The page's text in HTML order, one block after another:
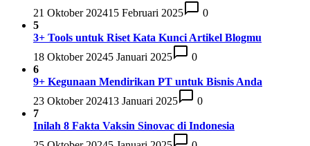
21 Oktober 202415 Februari 2025
0
5
3+ Tools untuk Riset Kata Kunci Artikel Blogmu
18 Oktober 20245 Januari 2025
0
6
9+ Kegunaan Mendirikan PT untuk Bisnis Anda
23 Oktober 202413 Januari 2025
0
7
Inilah 8 Fakta Vaksin Sinovac di Indonesia